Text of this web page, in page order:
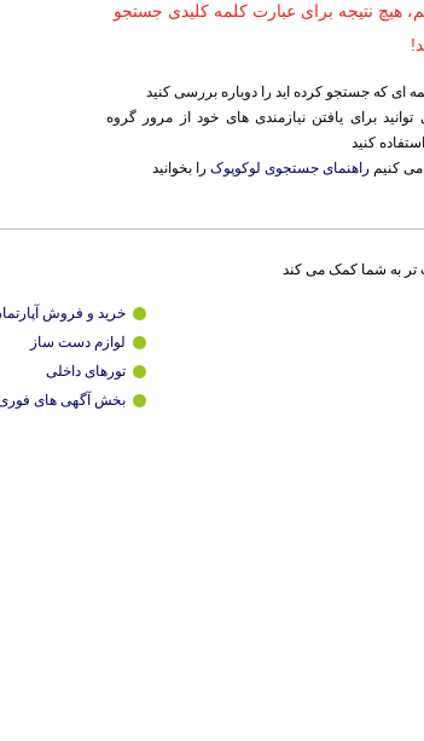
هیچ نتیجه برای عبارت کلمه کلیدی جستجو
ای که جستجو کرده اید را دوباره بررسی کنید
برای یافتن نیازمندی های خود از مرور گروه
کنید
می کنیم راهنمای جستجوی لوکوپوک را بخوانید
تر به شما کمک می کند
خرید و فروش
لوازم دست ساز
تورهای داخلی
بخش آگهی های